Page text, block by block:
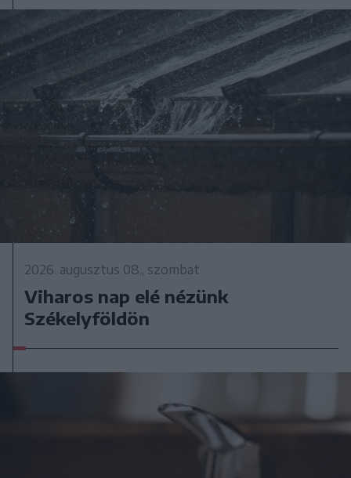
2026. augusztus 08., szombat
Viharos nap elé nézünk
Székelyföldön